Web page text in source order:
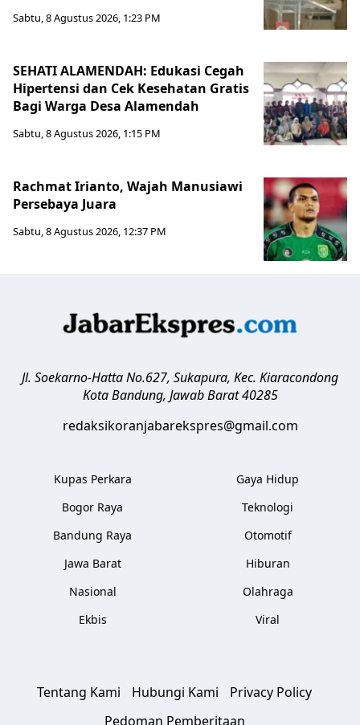
Sabtu, 8 Agustus 2026, 1:23 PM
SEHATI ALAMENDAH: Edukasi Cegah
Hipertensi dan Cek Kesehatan Gratis
Bagi Warga Desa Alamendah
Sabtu, 8 Agustus 2026, 1:15 PM
Rachmat Irianto, Wajah Manusiawi
Persebaya Juara
Sabtu, 8 Agustus 2026, 12:37 PM
Jl. Soekarno-Hatta No.627, Sukapura, Kec. Kiaracondong
Kota Bandung, Jawab Barat 40285
redaksikoranjabarekspres@gmail.com
Kupas Perkara
Bogor Raya
Bandung Raya
Jawa Barat
Nasional
Ekbis
Gaya Hidup
Teknologi
Otomotif
Hiburan
Olahraga
Viral
Tentang Kami Hubungi Kami
Privacy Policy
Pedoman Pemberitaan